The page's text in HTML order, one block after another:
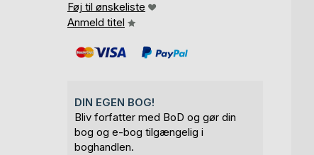
Føj til ønskeliste
Anmeld titel
DIN EGEN BOG!
Bliv forfatter med BoD og gør din
bog og e-bog tilgængelig i
boghandlen.